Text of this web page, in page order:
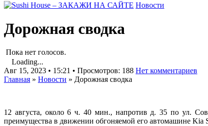
Новости
Дорожная сводка
Пока нет голосов.
Loading...
Авг 15, 2023 • 15:21 • Просмотров: 188 Нет комментариев
Главная » Новости » Дорожная сводка
12 августа, около 6 ч. 40 мин., напротив д. 35 по ул.
преимущества в движении обгоняемой его автомашине